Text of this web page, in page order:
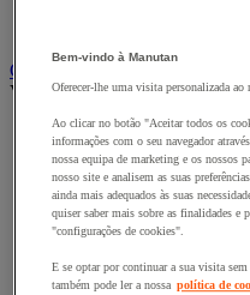
Carro e reboque de
Ver todas as categorias
Acessórios para carro
Base rolante e chassis
Carro contentor
Carro de inox e alumínio
Carro de nível constante
Carro de plataformas
Carro dobrável
Carro eléctrico
Bem-vindo à Manutan
Oferecer-lhe uma visita personalizada
Ao clicar no botão "Aceitar todos os
informações com o seu navegador
nossa equipa de marketing e os nossos
nosso site e analisem as suas
ainda mais adequados às suas
quiser saber mais sobre as finalidades e
"configurações de cookies".
E se optar por continuar a sua visita
também pode ler a nossa política de